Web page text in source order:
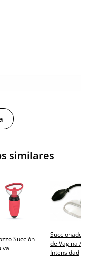
similares
Succión
Succionador
de Vagina
Intensidad